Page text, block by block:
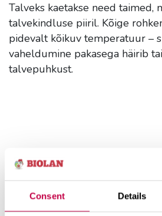
Consent Details
Talveks kaetakse need taimed,
talvekindluse piiril. Kõige
pidevalt kõikuv temperatuur –
vaheldumine pakasega häirib
talvepuhkust.